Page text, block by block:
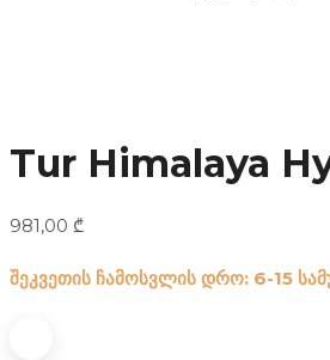
Tur Himalaya
981,00 ₾
შეკვეთის ჩამოსვლის დრო: 6-15